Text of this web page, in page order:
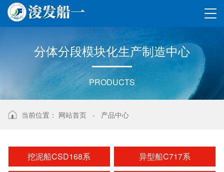
分体分段模块化生产制造中心
PRODUCTS
当前位置： 网站首页 - 产品中心
挖泥船CSD168系 异型船C717系